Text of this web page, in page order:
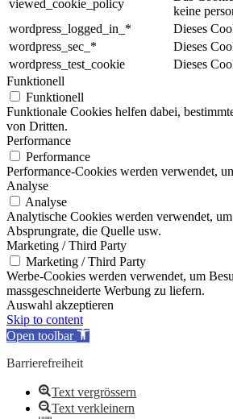
viewed_cookie_policy
keine
wordpress_logged_in_*
Dieses
wordpress_sec_*
Dieses
wordpress_test_cookie
Dieses
Funktionell
Funktionell
Funktionale Cookies helfen dabei,
von Dritten.
Performance
Performance
Performance-Cookies werden verwendet,
Analyse
Analyse
Analytische Cookies werden verwendet,
Absprungrate, die Quelle usw.
Marketing / Third Party
Marketing / Third Party
Werbe-Cookies werden verwendet, um
massgeschneiderte Werbung zu liefern.
Auswahl akzeptieren
Skip to content
Open toolbar
Barrierefreiheit
Text vergrössern
Text verkleinern